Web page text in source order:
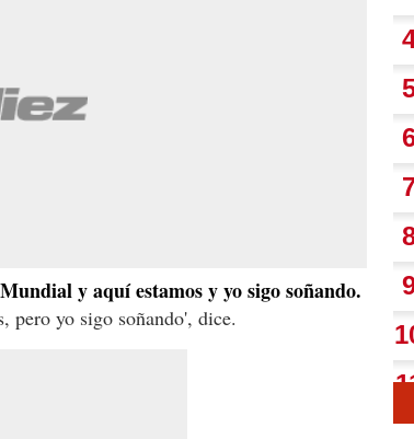
y aquí estamos y yo sigo soñando.
yo sigo soñando', dice.